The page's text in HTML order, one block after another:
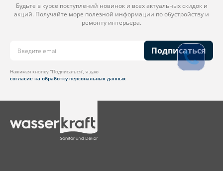
Будьте в курсе поступлений новинок и всех актуальных скидок и
акций. Получайте море полезной информации по обустройству и
ремонту интерьера.
Подписаться
Нажимая кнопку “Подписаться”, я даю
согласие на обработку персональных данных